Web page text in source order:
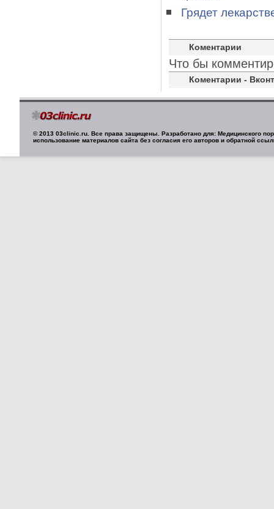
Грядет
Коментарии
Что бы
Коментарии -
© 2013 03clinic.ru. Все права защищены. Разработано для: Медицинского
использование материалов сайта без согласия его авторов и обратной